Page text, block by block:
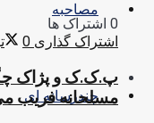
مصاحبه
چندرسانه ای
0 اشتراک ها
اشتراک گذاری 0
پ.ک.ک و پژاک
مسلحانه فریب